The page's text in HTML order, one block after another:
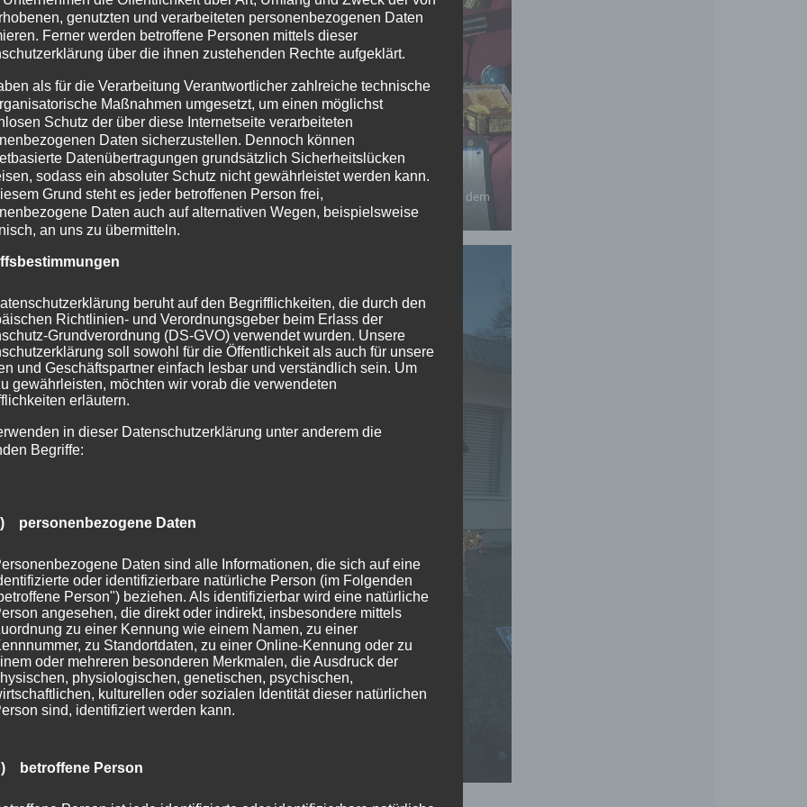
Das Tor zum Orient
Bei den Drei Weisen aus dem
Morgenland
Stall mit Krippe
genutzten und verarbeiteten personenbezogenen Daten
Ferner werden betroffene Personen mittels dieser
über die ihnen zustehenden Rechte aufgeklärt.
als für die Verarbeitung Verantwortlicher zahlreiche technische
Maßnahmen umgesetzt, um einen möglichst
Schutz der über diese Internetseite verarbeiteten
Daten sicherzustellen. Dennoch können
Datenübertragungen grundsätzlich Sicherheitslücken
sodass ein absoluter Schutz nicht gewährleistet werden kann.
Grund steht es jeder betroffenen Person frei,
Daten auch auf alternativen Wegen, beispielsweise
an uns zu übermitteln.
beruht auf den Begrifflichkeiten, die durch den
Richtlinien- und Verordnungsgeber beim Erlass der
Grundverordnung (DS-GVO) verwendet wurden. Unsere
soll sowohl für die Öffentlichkeit als auch für unsere
und Geschäftspartner einfach lesbar und verständlich sein. Um
gewährleisten, möchten wir vorab die verwendeten
erläutern.
in dieser Datenschutzerklärung unter anderem die
Begriffe:
personenbezogene Daten
Daten sind alle Informationen, die sich auf eine
oder identifizierbare natürliche Person (im Folgenden
Person") beziehen. Als identifizierbar wird eine natürliche
angesehen, die direkt oder indirekt, insbesondere mittels
zu einer Kennung wie einem Namen, zu einer
zu Standortdaten, zu einer Online-Kennung oder zu
oder mehreren besonderen Merkmalen, die Ausdruck der
physiologischen, genetischen, psychischen,
kulturellen oder sozialen Identität dieser natürlichen
sind, identifiziert werden kann.
betroffene Person